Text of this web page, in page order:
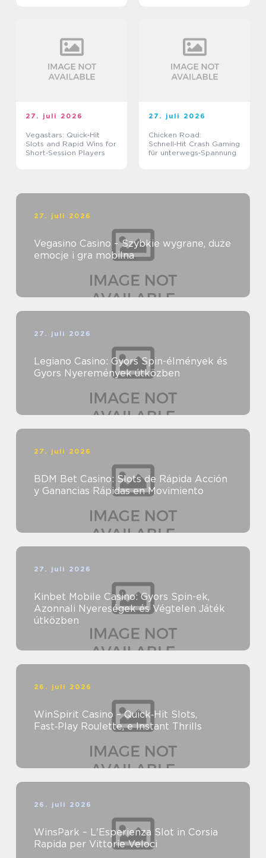
27. juli 2026
Vegastars: Quick‑Hit
Slots and Rapid Wins for
Short‑Session Players
27. juli 2026
Chicken Road:
Schnell‑Hit Crash Gaming
für unterwegs‑Spannung
27. juli 2026
Vegasino Casino – Szybkie wygrane, duże
emocje i gra mobilna
27. juli 2026
Legiano Casino: Gyors Spin-élmények és
Gyors Nyeremények útközben
27. juli 2026
BDM Bet Casino: Slots de Rápida Acción
y Ganancias Rápidas en Movimiento
27. juli 2026
Kinbet Mobile Casino: Gyors Spin-ek,
Azonnali Nyereségek és Végtelen Játék
útközben
26. juli 2026
WinSpirit Casino – Quick‑Hit Slots,
Fast‑Play Roulette, e Instant Thrills
26. juli 2026
WinsPark – L'Esperienza Slot in Corsia
Rapida per Vittorie Veloci